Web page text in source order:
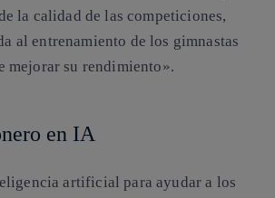
la calidad de las competiciones,
al entrenamiento de los gimnastas
mejorar su rendimiento».
en IA
artificial para ayudar a los